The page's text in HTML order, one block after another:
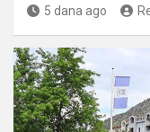
5 dana ago